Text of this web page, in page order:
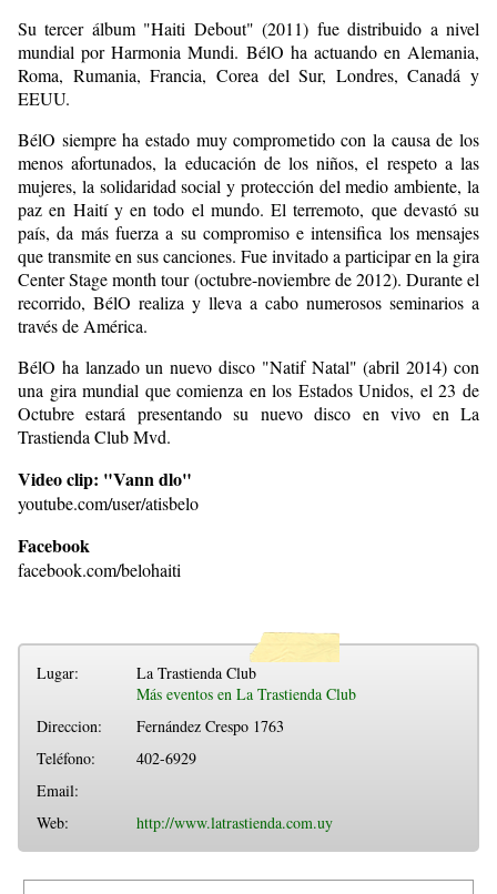
Su tercer álbum "Haiti Debout" (2011) fue distribuido a nivel
mundial por Harmonia Mundi. BélO ha actuando en Alemania,
Roma, Rumania, Francia, Corea del Sur, Londres, Canadá y
EEUU.
BélO siempre ha estado muy comprometido con la causa de los
menos afortunados, la educación de los niños, el respeto a las
mujeres, la solidaridad social y protección del medio ambiente, la
paz en Haití y en todo el mundo. El terremoto, que devastó su
país, da más fuerza a su compromiso e intensifica los mensajes
que transmite en sus canciones. Fue invitado a participar en la gira
Center Stage month tour (octubre-noviembre de 2012). Durante el
recorrido, BélO realiza y lleva a cabo numerosos seminarios a
través de América.
BélO ha lanzado un nuevo disco "Natif Natal" (abril 2014) con
una gira mundial que comienza en los Estados Unidos, el 23 de
Octubre estará presentando su nuevo disco en vivo en La
Trastienda Club Mvd.
Video clip: "Vann dlo"
youtube.com/user/atisbelo
Facebook
facebook.com/belohaiti
Lugar:
La Trastienda Club
Más eventos en La Trastienda Club
Direccion:
Fernández Crespo 1763
Teléfono:
402-6929
Email:
Web:
http://www.latrastienda.com.uy